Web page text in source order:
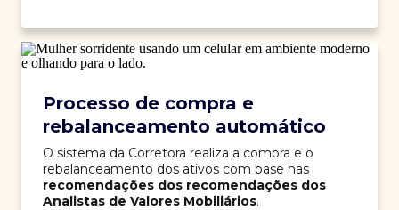
Processo de compra e
rebalanceamento automático
O sistema da Corretora realiza a compra e o
rebalanceamento dos ativos com base nas
recomendações dos recomendações dos
Analistas de Valores Mobiliários.